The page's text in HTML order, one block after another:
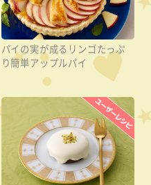
パイの実が成るリンゴたっぷ
り簡単アップルパイ